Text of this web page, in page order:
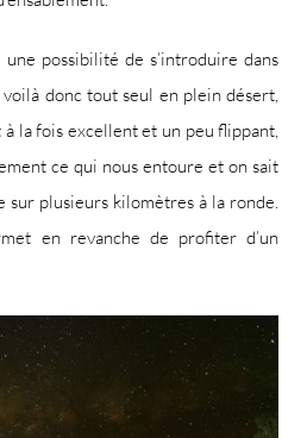
possibilité de s’introduire dans
donc tout seul en plein désert,
à la fois excellent et un peu flippant,
ce qui nous entoure et on sait
sur plusieurs kilomètres à la ronde.
en revanche de profiter d’un